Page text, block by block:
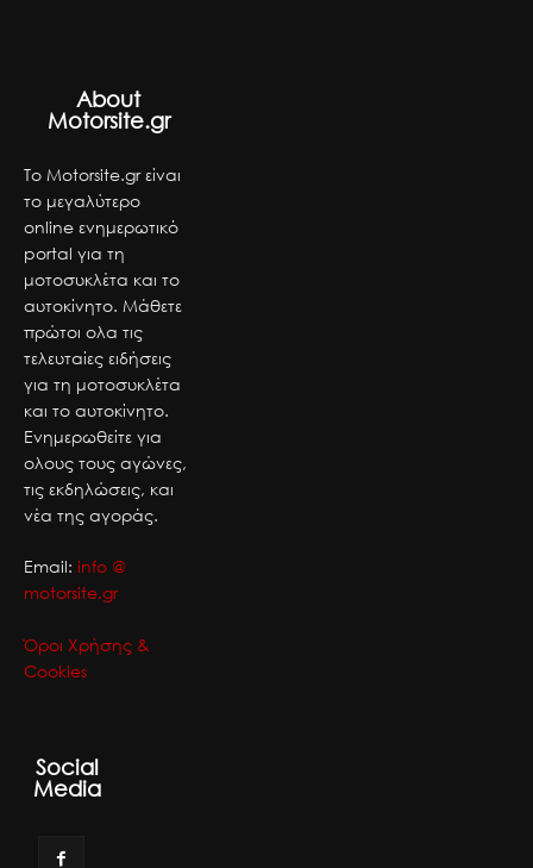
About
Motorsite.gr
Το Motorsite.gr είναι
το μεγαλύτερο
online ενημερωτικό
portal για τη
μοτοσυκλέτα και το
αυτοκίνητο. Μάθετε
πρώτοι ολα τις
τελευταίες ειδήσεις
για τη μοτοσυκλέτα
και το αυτοκίνητο.
Ενημερωθείτε για
ολους τους αγώνες,
τις εκδηλώσεις, και
νέα της αγοράς.
Email: info @
motorsite.gr
Όροι Χρήσης &
Cookies
Social
Media